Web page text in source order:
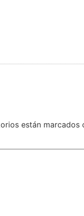
están marcados